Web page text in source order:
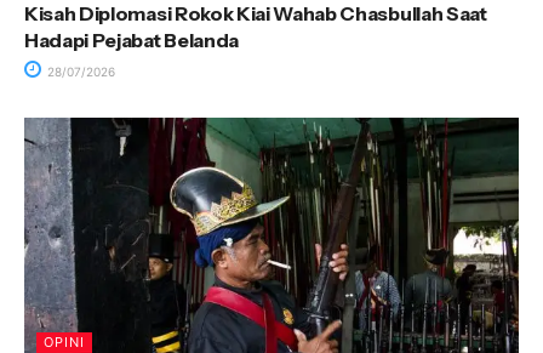
Kisah Diplomasi Rokok Kiai Wahab Chasbullah Saat
Hadapi Pejabat Belanda
28/07/2026
OPINI